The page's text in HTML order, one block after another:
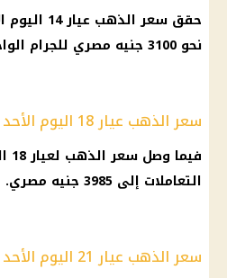
حقق سعر الذهب عيار 14
اليوم
نحو 3100
جنيه مصري للجرام
سعر الذهب عيار 18 اليوم الأحد
فيما وصل سعر الذهب
التعاملات إلى 3985
جنيه مصري.
سعر الذهب عيار 21 اليوم الأحد